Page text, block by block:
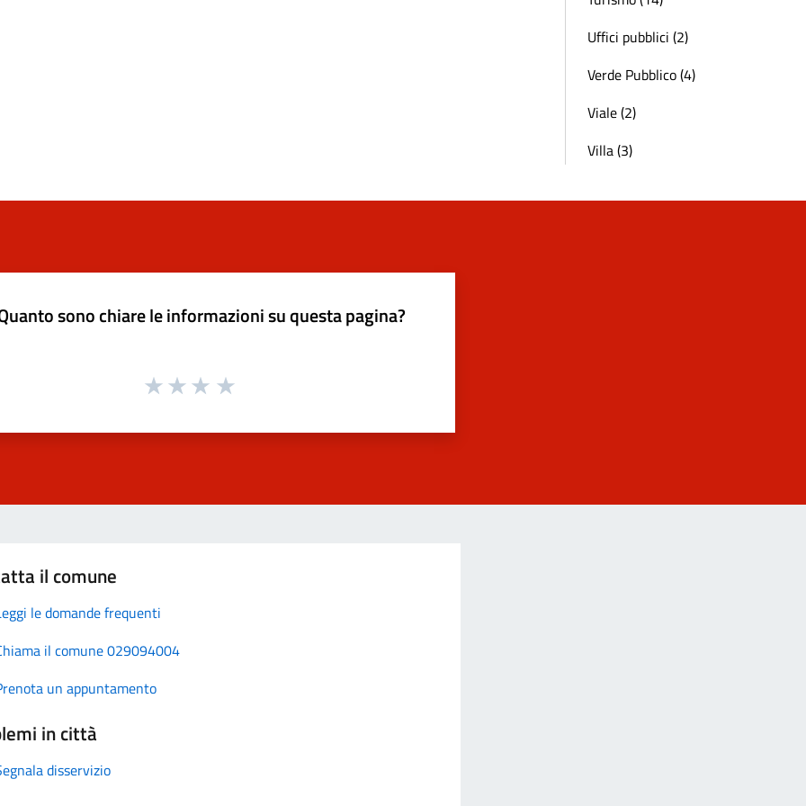
Uffici pubblici (2)
Verde Pubblico (4)
Viale (2)
Villa (3)
sono chiare le informazioni su questa pagina?
il comune
le domande frequenti
il comune 029094004
un appuntamento
in città
disservizio